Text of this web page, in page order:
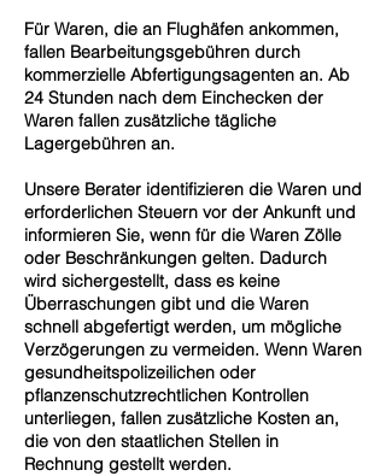
Für Waren, die an Flughäfen ankommen,
fallen Bearbeitungsgebühren durch
kommerzielle Abfertigungsagenten an. Ab
24 Stunden nach dem Einchecken der
Waren fallen zusätzliche tägliche
Lagergebühren an.
Unsere Berater identifizieren die Waren und
erforderlichen Steuern vor der Ankunft und
informieren Sie, wenn für die Waren Zölle
oder Beschränkungen gelten. Dadurch
wird sichergestellt, dass es keine
Überraschungen gibt und die Waren
schnell abgefertigt werden, um mögliche
Verzögerungen zu vermeiden. Wenn Waren
gesundheitspolizeilichen oder
pflanzenschutzrechtlichen Kontrollen
unterliegen, fallen zusätzliche Kosten an,
die von den staatlichen Stellen in
Rechnung gestellt werden.